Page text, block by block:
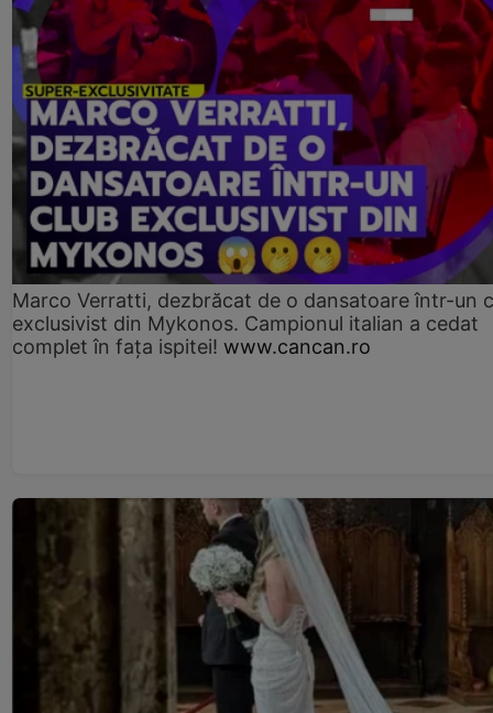
Marco Verratti, dezbrăcat de o dansatoare într-un
exclusivist din Mykonos. Campionul italian a cedat
complet în fața ispitei! www.cancan.ro